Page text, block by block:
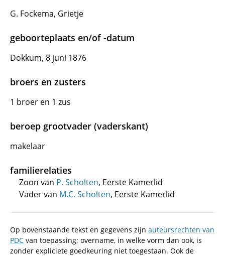
G. Fockema, Grietje
geboorteplaats en/of -datum
Dokkum, 8 juni 1876
broers en zusters
1 broer en 1 zus
beroep grootvader (vaderskant)
makelaar
familierelaties
Zoon van P. Scholten, Eerste Kamerlid
Vader van M.C. Scholten, Eerste Kamerlid
Op bovenstaande tekst en gegevens zijn auteursrechten van
PDC van toepassing; overname, in welke vorm dan ook, is
zonder expliciete goedkeuring niet toegestaan. Ook de